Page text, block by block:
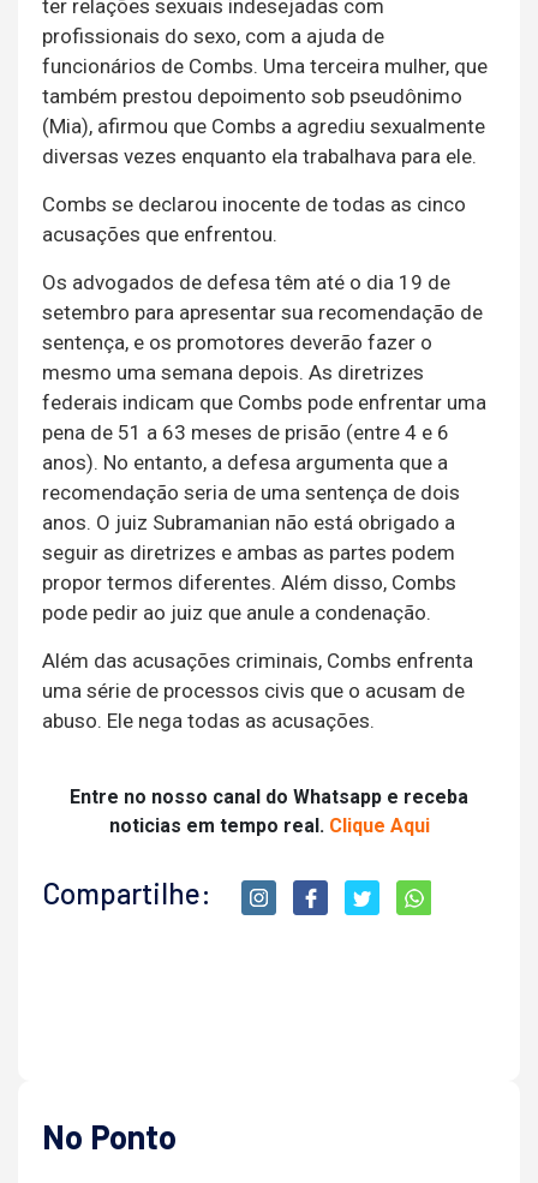
ter relações sexuais indesejadas com
profissionais do sexo, com a ajuda de
funcionários de Combs. Uma terceira mulher, que
também prestou depoimento sob pseudônimo
(Mia), afirmou que Combs a agrediu sexualmente
diversas vezes enquanto ela trabalhava para ele.
Combs se declarou inocente de todas as cinco
acusações que enfrentou.
Os advogados de defesa têm até o dia 19 de
setembro para apresentar sua recomendação de
sentença, e os promotores deverão fazer o
mesmo uma semana depois. As diretrizes
federais indicam que Combs pode enfrentar uma
pena de 51 a 63 meses de prisão (entre 4 e 6
anos). No entanto, a defesa argumenta que a
recomendação seria de uma sentença de dois
anos. O juiz Subramanian não está obrigado a
seguir as diretrizes e ambas as partes podem
propor termos diferentes. Além disso, Combs
pode pedir ao juiz que anule a condenação.
Além das acusações criminais, Combs enfrenta
uma série de processos civis que o acusam de
abuso. Ele nega todas as acusações.
Entre no nosso canal do Whatsapp e receba
noticias em tempo real. Clique Aqui
Compartilhe:
No Ponto